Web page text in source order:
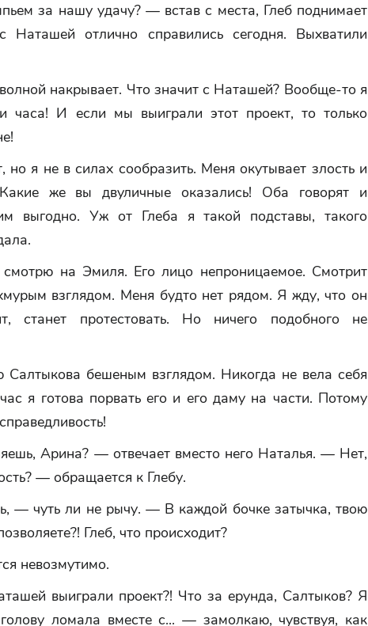
за нашу удачу? — встав с места, Глеб поднимает
отлично справились сегодня. Выхватили
накрывает. Что значит с Наташей? Вообще-то я
часа! И если мы выиграли этот проект, то только
я не в силах сообразить. Меня окутывает злость и
же вы двуличные оказались! Оба говорят и
выгодно. Уж от Глеба я такой подставы, такого
на Эмиля. Его лицо непроницаемое. Смотрит
взглядом. Меня будто нет рядом. Я жду, что он
станет протестовать. Но ничего подобного не
бешеным взглядом. Никогда не вела себя
я готова порвать его и его даму на части. Потому
Арина? — отвечает вместо него Наталья. — Нет,
— обращается к Глебу.
— чуть ли не рычу. — В каждой бочке затычка, твою
Глеб, что происходит?
невозмутимо.
выиграли проект?! Что за ерунда, Салтыков? Я
ломала вместе с... — замолкаю, чувствуя, как